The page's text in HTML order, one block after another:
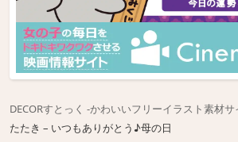
DECORすとっく -かわいいフリーイラスト素材サ
たたき – いつもありがとう♪母の日